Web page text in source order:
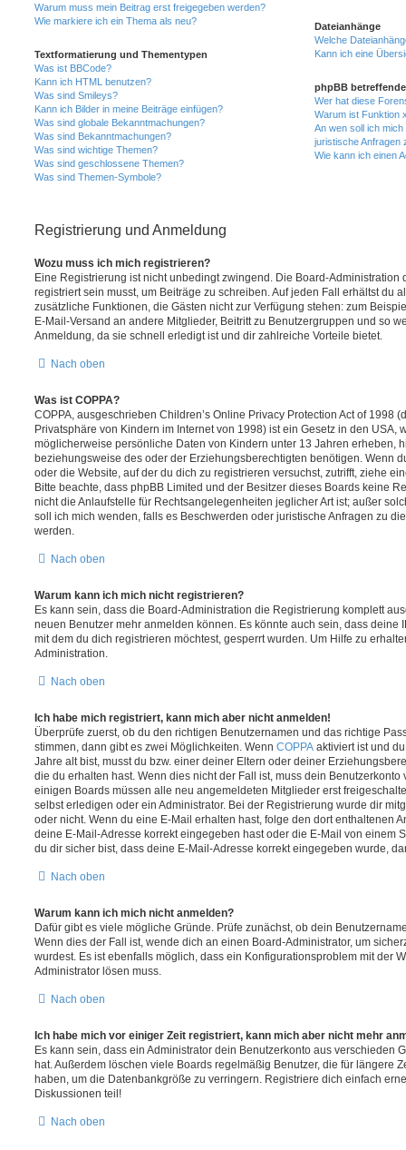
Warum muss mein Beitrag erst freigegeben werden?
Wie markiere ich ein Thema als neu?
Textformatierung und Thementypen
Was ist BBCode?
Kann ich HTML benutzen?
Was sind Smileys?
Kann ich Bilder in meine Beiträge einfügen?
Was sind globale Bekanntmachungen?
Was sind Bekanntmachungen?
Was sind wichtige Themen?
Was sind geschlossene Themen?
Was sind Themen-Symbole?
Dateianhänge
Welche
Kann ich eine
phpBB
Wer hat diese
Warum ist Funktion
An wen soll ich
juristische Anfragen
Wie kann ich einen
Registrierung und Anmeldung
Wozu muss ich mich registrieren?
Eine Registrierung ist nicht unbedingt zwingend. Die Board-Administration
registriert sein musst, um Beiträge zu schreiben. Auf jeden Fall erhältst du
zusätzliche Funktionen, die Gästen nicht zur Verfügung stehen: zum
E-Mail-Versand an andere Mitglieder, Beitritt zu Benutzergruppen und so
Anmeldung, da sie schnell erledigt ist und dir zahlreiche Vorteile bietet.
Nach oben
Was ist COPPA?
COPPA, ausgeschrieben Children’s Online Privacy Protection Act of 1998
Privatsphäre von Kindern im Internet von 1998) ist ein Gesetz in den USA,
möglicherweise persönliche Daten von Kindern unter 13 Jahren erheben,
beziehungsweise des oder der Erziehungsberechtigten benötigen. Wenn
oder die Website, auf der du dich zu registrieren versuchst, zutrifft, ziehe
Bitte beachte, dass phpBB Limited und der Besitzer dieses Boards keine
nicht die Anlaufstelle für Rechtsangelegenheiten jeglicher Art ist; außer
soll ich mich wenden, falls es Beschwerden oder juristische Anfragen zu
werden.
Nach oben
Warum kann ich mich nicht registrieren?
Es kann sein, dass die Board-Administration die Registrierung komplett
neuen Benutzer mehr anmelden können. Es könnte auch sein, dass deine
mit dem du dich registrieren möchtest, gesperrt wurden. Um Hilfe zu
Administration.
Nach oben
Ich habe mich registriert, kann mich aber nicht anmelden!
Überprüfe zuerst, ob du den richtigen Benutzernamen und das richtige
stimmen, dann gibt es zwei Möglichkeiten. Wenn COPPA aktiviert ist und
Jahre alt bist, musst du bzw. einer deiner Eltern oder deiner
die du erhalten hast. Wenn dies nicht der Fall ist, muss dein
einigen Boards müssen alle neu angemeldeten Mitglieder erst
selbst erledigen oder ein Administrator. Bei der Registrierung wurde dir
oder nicht. Wenn du eine E-Mail erhalten hast, folge den dort enthaltenen
deine E-Mail-Adresse korrekt eingegeben hast oder die E-Mail von einem
du dir sicher bist, dass deine E-Mail-Adresse korrekt eingegeben wurde,
Nach oben
Warum kann ich mich nicht anmelden?
Dafür gibt es viele mögliche Gründe. Prüfe zunächst, ob dein
Wenn dies der Fall ist, wende dich an einen Board-Administrator, um
wurdest. Es ist ebenfalls möglich, dass ein Konfigurationsproblem mit der
Administrator lösen muss.
Nach oben
Ich habe mich vor einiger Zeit registriert, kann mich aber nicht mehr
Es kann sein, dass ein Administrator dein Benutzerkonto aus verschieden
hat. Außerdem löschen viele Boards regelmäßig Benutzer, die für längere
haben, um die Datenbankgröße zu verringern. Registriere dich einfach
Diskussionen teil!
Nach oben